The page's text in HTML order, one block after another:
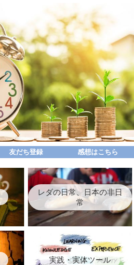
友だち登録 感想はこちら
レダの日常、日本の非日
常
実践・実体ツール